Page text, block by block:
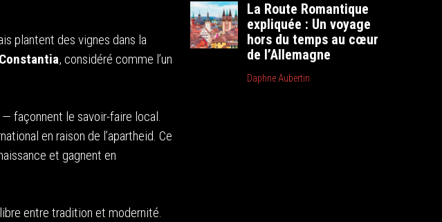
plantent des vignes dans la
Constantia, considéré comme l’un
façonnent le savoir-faire local.
en raison de l’apartheid. Ce
et gagnent en
entre tradition et modernité.
La Route Romantique
expliquée : Un voyage
hors du temps au cœur
de l’Allemagne
Daphne Aubertin